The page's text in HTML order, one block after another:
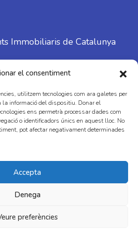
el consentiment
utilitzem tecnologies com ara galetes per
la informació del dispositiu. Donar el
ens permetrà processar dades com
o identificadors únics en aquest lloc. No
pot afectar negativament determinades
Accepta
Denega
preferències
Immobiliaris de Catalunya
FINQUES I SERVEIS SLU